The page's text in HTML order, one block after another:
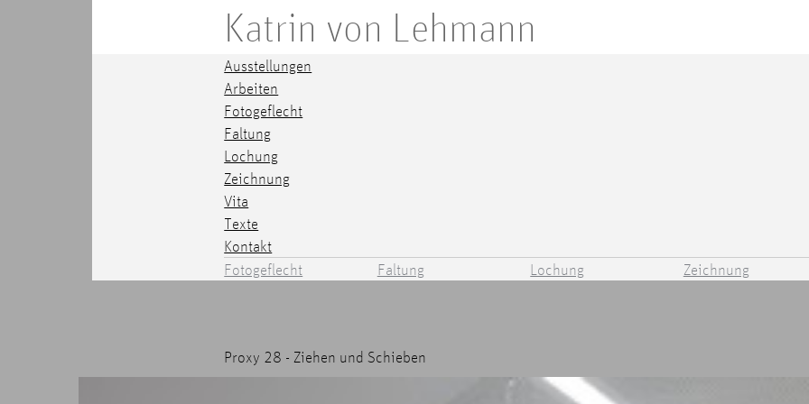
Katrin von Lehmann
Ausstellungen
Arbeiten
Fotogeflecht
Faltung
Lochung
Zeichnung
Vita
Texte
Kontakt
Fotogeflecht
Faltung Lochung Zeichnung
Proxy 28 - Ziehen und Schieben